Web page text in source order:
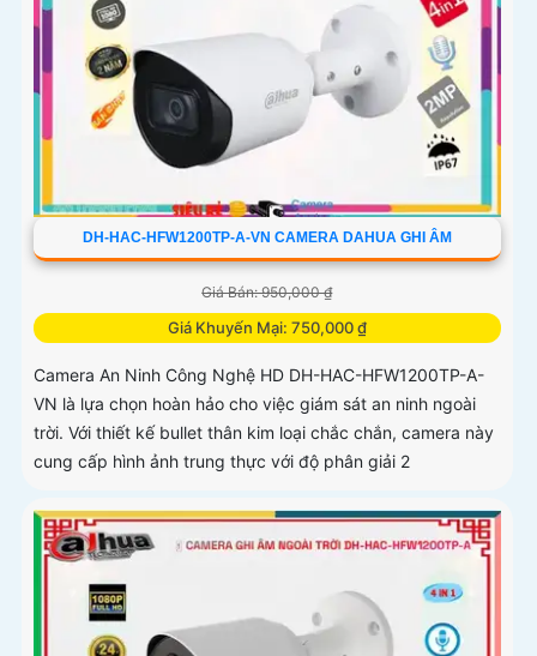
DH-HAC-HFW1200TP-A-VN CAMERA DAHUA GHI ÂM
Giá Bán: 950,000 ₫
Giá Khuyến Mại: 750,000 ₫
Camera An Ninh Công Nghệ HD DH-HAC-HFW1200TP-A-
VN là lựa chọn hoàn hảo cho việc giám sát an ninh ngoài
trời. Với thiết kế bullet thân kim loại chắc chắn, camera này
cung cấp hình ảnh trung thực với độ phân giải 2